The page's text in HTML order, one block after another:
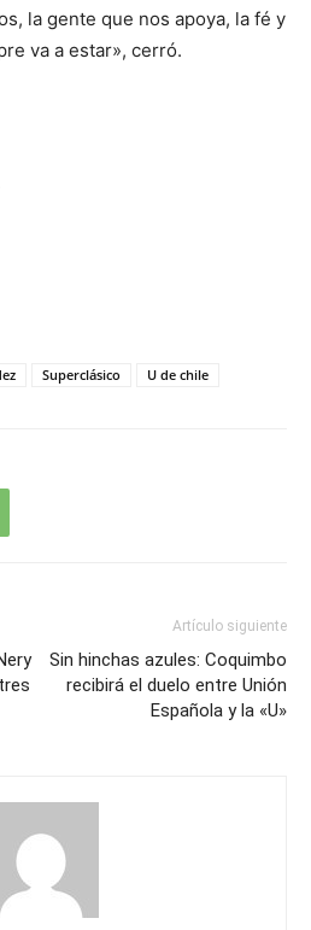
la gente que nos apoya, la fé y
va a estar», cerró.
Superclásico U de chile
Artículo siguiente
Sin hinchas azules: Coquimbo
recibirá el duelo entre Unión
Española y la «U»